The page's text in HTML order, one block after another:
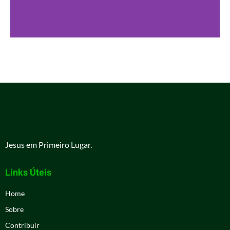
Jesus em Primeiro Lugar.
Links Úteis
Home
Sobre
Contribuir